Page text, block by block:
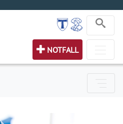
NOTFALL